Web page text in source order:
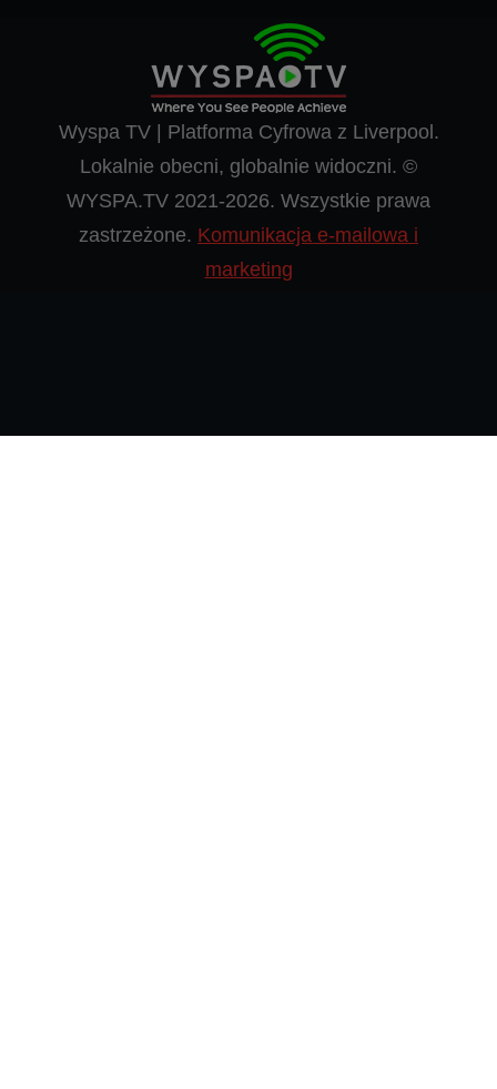
Wyspa TV | Platforma Cyfrowa z Liverpool.
Lokalnie obecni, globalnie widoczni. ©
WYSPA.TV 2021-2026. Wszystkie prawa
zastrzeżone. Komunikacja e-mailowa i
marketing